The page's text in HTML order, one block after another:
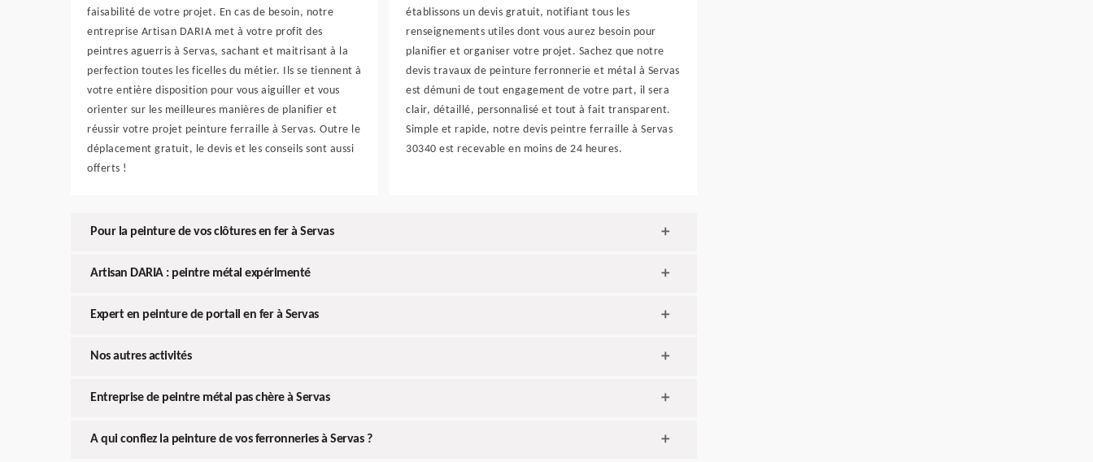
faisabilité de votre projet. En cas de besoin, notre
entreprise Artisan DARIA met à votre profit des
peintres aguerris à Servas, sachant et maitrisant à la
perfection toutes les ficelles du métier. Ils se tiennent à
votre entière disposition pour vous aiguiller et vous
orienter sur les meilleures manières de planifier et
réussir votre projet peinture ferraille à Servas. Outre le
déplacement gratuit, le devis et les conseils sont aussi
offerts !
établissons un devis gratuit, notifiant tous les
renseignements utiles dont vous aurez besoin pour
planifier et organiser votre projet. Sachez que notre
devis travaux de peinture ferronnerie et métal à Servas
est démuni de tout engagement de votre part, il sera
clair, détaillé, personnalisé et tout à fait transparent.
Simple et rapide, notre devis peintre ferraille à Servas
30340 est recevable en moins de 24 heures.
Pour la peinture de vos clôtures en fer à Servas
Artisan DARIA : peintre métal expérimenté
Expert en peinture de portail en fer à Servas
Nos autres activités
Entreprise de peintre métal pas chère à Servas
A qui confiez la peinture de vos ferronneries à Servas ?